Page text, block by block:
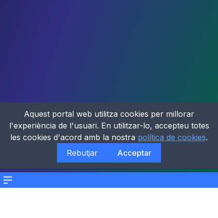
Menu
Aquest portal web utilitza cookies per millorar
l'experiència de l'usuari. En utilitzar-lo, accepteu totes
les cookies d'acord amb la nostra política de cookies.
Rebutjar
Acceptar